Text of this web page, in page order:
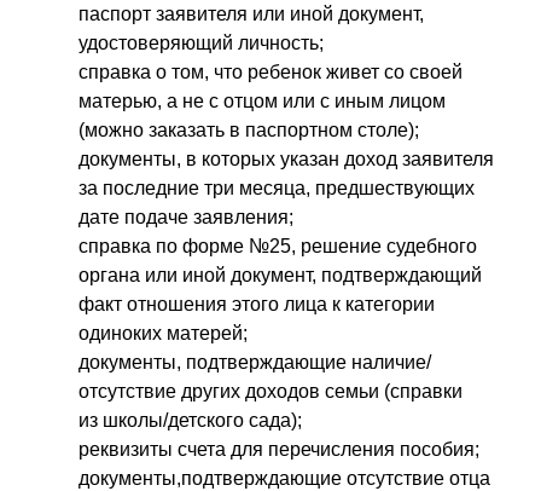
паспорт заявителя или иной документ,
удостоверяющий личность;
справка о том, что ребенок живет со своей
матерью, а не с отцом или с иным лицом
(можно заказать в паспортном столе);
документы, в которых указан доход заявителя
за последние три месяца, предшествующих
дате подаче заявления;
справка по форме №25, решение судебного
органа или иной документ, подтверждающий
факт отношения этого лица к категории
одиноких матерей;
документы, подтверждающие наличие/
отсутствие других доходов семьи (справки
из школы/детского сада);
реквизиты счета для перечисления пособия;
документы,подтверждающие отсутствие отца